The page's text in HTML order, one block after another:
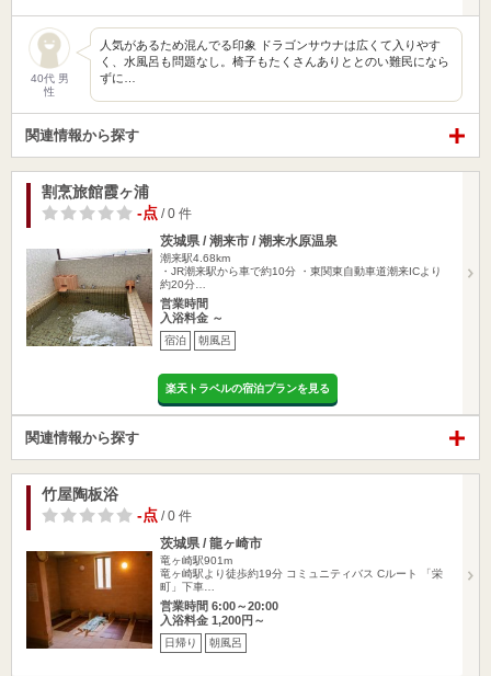
40代 男
性
人気があるため混んでる印象 ドラゴンサウナは広くて入りやす
く、水風呂も問題なし。椅子もたくさんありととのい難民になら
ずに…
関連情報から探す
割烹旅館霞ヶ浦
-点 / 0 件
茨城県 / 潮来市 / 潮来水原温泉
潮来駅4.68km
・JR潮来駅から車で約10分 ・東関東自動車道潮来ICより
約20分…
営業時間
入浴料金 ～
宿泊 朝風呂
楽天トラベルの宿泊プランを見る
関連情報から探す
竹屋陶板浴
-点 / 0 件
茨城県 / 龍ヶ崎市
竜ヶ崎駅901m
竜ヶ崎駅より徒歩約19分 コミュニティバス Cルート 「栄
町」下車…
営業時間 6:00～20:00
入浴料金 1,200円～
日帰り 朝風呂